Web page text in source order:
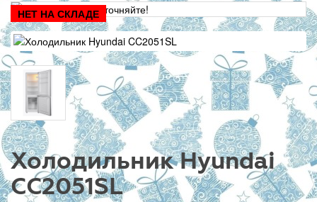
НЕТ НА СКЛАДЕ
Холодильник Hyundai
CC2051SL